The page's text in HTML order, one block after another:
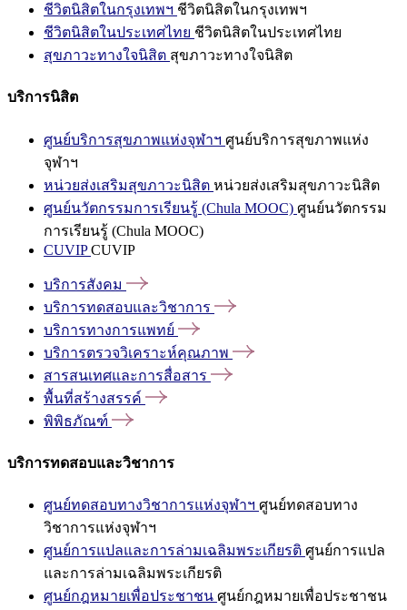
ชีวิตนิสิตในกรุงเทพฯ ชีวิตนิสิตในกรุงเทพฯ
ชีวิตนิสิตในประเทศไทย ชีวิตนิสิตในประเทศไทย
สุขภาวะทางใจนิสิต สุขภาวะทางใจนิสิต
บริการนิสิต
ศูนย์บริการสุขภาพแห่งจุฬาฯ ศูนย์บริการสุขภาพแห่ง
จุฬาฯ
หน่วยส่งเสริมสุขภาวะนิสิต หน่วยส่งเสริมสุขภาวะนิสิต
ศูนย์นวัตกรรมการเรียนรู้ (Chula MOOC) ศูนย์นวัตกรรม
การเรียนรู้ (Chula MOOC)
CUVIPCUVIP
บริการสังคม
บริการทดสอบและวิชาการ
บริการทางการแพทย์
บริการตรวจวิเคราะห์คุณภาพ
สารสนเทศและการสื่อสาร
พื้นที่สร้างสรรค์
พิพิธภัณฑ์
บริการทดสอบและวิชาการ
ศูนย์ทดสอบทางวิชาการแห่งจุฬาฯ ศูนย์ทดสอบทาง
วิชาการแห่งจุฬาฯ
ศูนย์การแปลและการล่ามเฉลิมพระเกียรติ ศูนย์การแปล
และการล่ามเฉลิมพระเกียรติ
ศูนย์กฎหมายเพื่อประชาชน ศูนย์กฎหมายเพื่อประชาชน